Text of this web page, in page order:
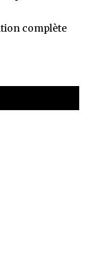
complète